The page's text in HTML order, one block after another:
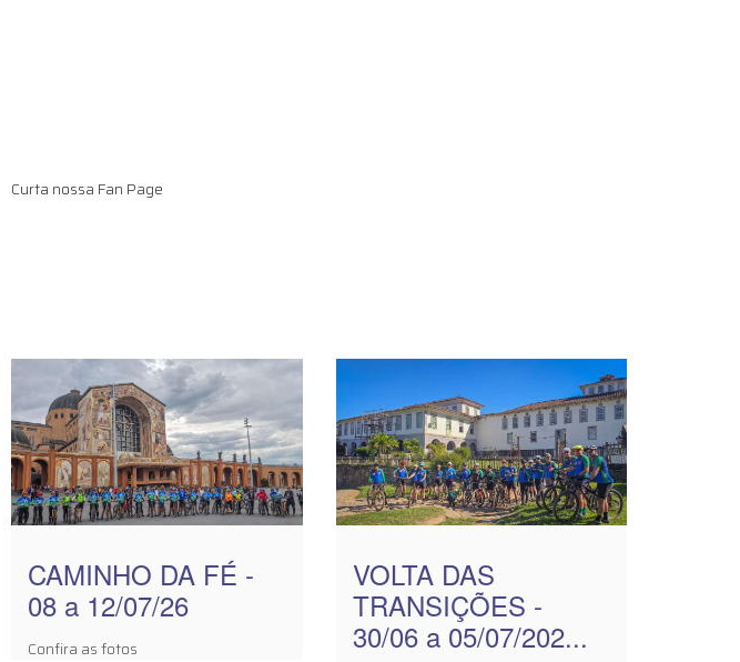
Curta nossa Fan Page
CAMINHO DA FÉ -
08 a 12/07/26
Confira as fotos
VOLTA DAS
TRANSIÇÕES -
30/06 a 05/07/202...